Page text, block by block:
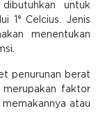
untuk
1° Celcius. Jenis
menentukan
penurunan berat
merupakan faktor
atau